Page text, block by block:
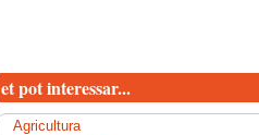
et pot interessar...
Agricultura